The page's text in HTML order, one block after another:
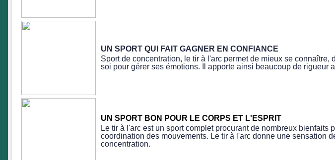
UN SPORT QUI FAIT GAGNER EN CONFIANCE
Sport de concentration, le tir à l'arc permet de mieux se
soi pour gérer ses émotions. Il apporte ainsi beaucoup de rigueur
UN SPORT BON POUR LE CORPS ET L'ESPRIT
Le tir à l'arc est un sport complet procurant de nombreux
coordination des mouvements. Le tir à l'arc donne une sensation
concentration.